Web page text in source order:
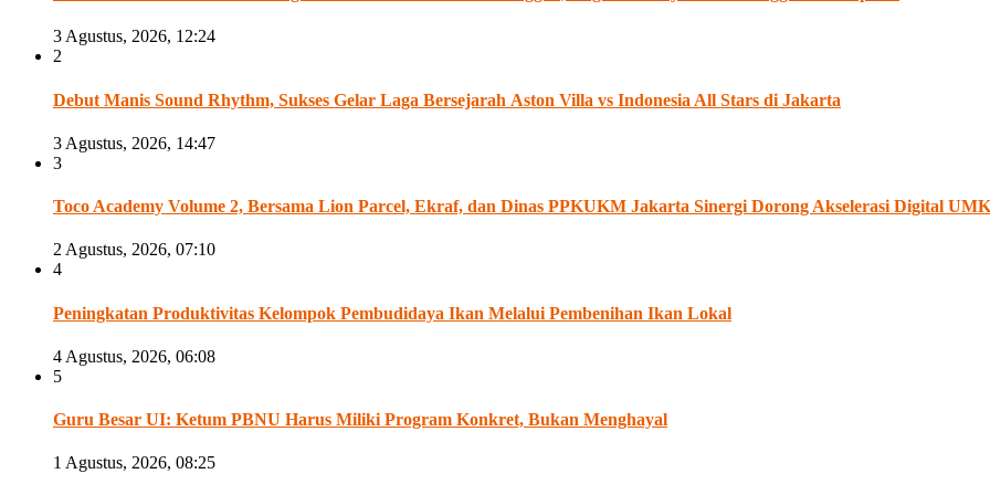
3 Agustus, 2026, 12:24
2
Debut Manis Sound Rhythm, Sukses Gelar Laga Bersejarah Aston Villa vs Indonesia All Stars di Jakarta
3 Agustus, 2026, 14:47
3
Toco Academy Volume 2, Bersama Lion Parcel, Ekraf, dan Dinas PPKUKM Jakarta Sinergi Dorong Akselerasi Digital
2 Agustus, 2026, 07:10
4
Peningkatan Produktivitas Kelompok Pembudidaya Ikan Melalui Pembenihan Ikan Lokal
4 Agustus, 2026, 06:08
5
Guru Besar UI: Ketum PBNU Harus Miliki Program Konkret, Bukan Menghayal
1 Agustus, 2026, 08:25